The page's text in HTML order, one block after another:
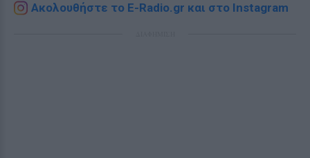
Ακολουθήστε το E-Radio.gr και στο Instagram